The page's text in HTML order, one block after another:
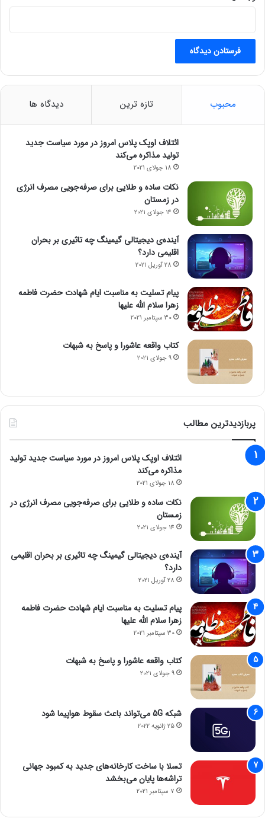
محبوب تازه ترین دیدگاه ها
ائتلاف اوپک پلاس امروز در مورد سیاست جدید
تولید مذاکره می‌کند
18 جولای 2021
نکات ساده و طلایی برای صرفه‌جویی مصرف انرژی
در زمستان
14 جولای 2021
آینده‌ی دیجیتالی گیمینگ چه تاثیری بر بحران
اقلیمی دارد؟
28 آوریل 2021
پیام تسلیت به مناسبت ایام شهادت حضرت فاطمه
زهرا سلام الله علیها
30 سپتامبر 2021
کتاب واقعه عاشورا و پاسخ به شبهات
9 جولای 2021
پربازدیدترین مطالب
ائتلاف اوپک پلاس امروز در مورد سیاست جدید تولید
مذاکره می‌کند
18 جولای 2021
نکات ساده و طلایی برای صرفه‌جویی مصرف انرژی در
زمستان
14 جولای 2021
آینده‌ی دیجیتالی گیمینگ چه تاثیری بر بحران اقلیمی
دارد؟
28 آوریل 2021
پیام تسلیت به مناسبت ایام شهادت حضرت فاطمه
زهرا سلام الله علیها
30 سپتامبر 2021
کتاب واقعه عاشورا و پاسخ به شبهات
9 جولای 2021
شبکه 5G می‌تواند باعث سقوط هواپیما شود
25 ژانویه 2022
تسلا با ساخت کارخانه‌های جدید به کمبود جهانی
تراشه‌ها پایان می‌بخشد
7 سپتامبر 2021